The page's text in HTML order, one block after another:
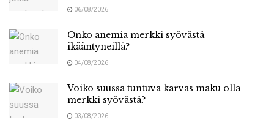
06/08/2026
Onko anemia merkki syövästä
ikääntyneillä?
04/08/2026
Voiko suussa tuntuva karvas maku olla
merkki syövästä?
03/08/2026